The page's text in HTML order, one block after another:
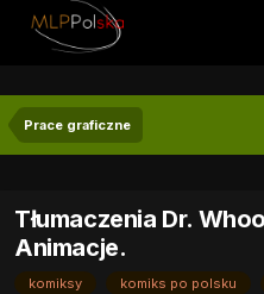
Prace graficzne
Tłumaczenia Dr.
Animacje.
komiksy komiks po polsku